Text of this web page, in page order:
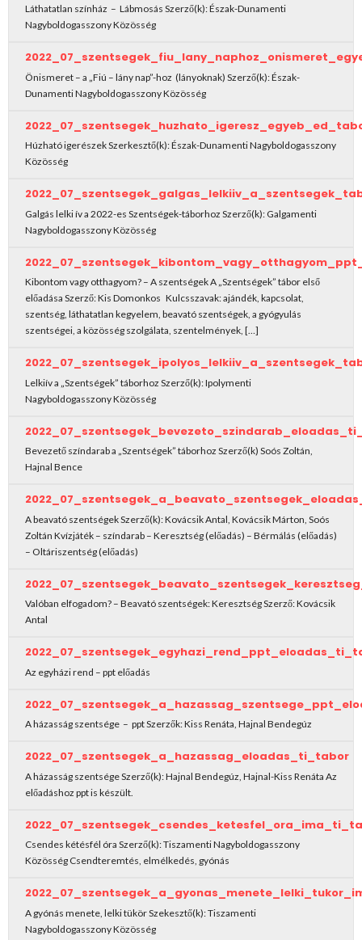
Láthatatlan színház – Lábmosás Szerző(k): Észak-Dunamenti
Nagyboldogasszony Közösség
Önismeret – a „Fiú – lány nap”-hoz (lányoknak) Szerző(k): Észak-
Dunamenti Nagyboldogasszony Közösség
Húzható igerészek Szerkesztő(k): Észak-Dunamenti Nagyboldogasszony
Közösség
Galgás lelki ív a 2022-es Szentségek-táborhoz Szerző(k): Galgamenti
Nagyboldogasszony Közösség
Kibontom vagy otthagyom? – A szentségek A „Szentségek” tábor első
előadása Szerző: Kis Domonkos Kulcsszavak: ajándék, kapcsolat,
szentség, láthatatlan kegyelem, beavató szentségek, a gyógyulás
szentségei, a közösség szolgálata, szentelmények, […]
Lelkiív a „Szentségek” táborhoz Szerző(k): Ipolymenti
Nagyboldogasszony Közösség
Bevezető színdarab a „Szentségek” táborhoz Szerző(k) Soós Zoltán,
Hajnal Bence
A beavató szentségek Szerző(k): Kovácsik Antal, Kovácsik Márton, Soós
Zoltán Kvízjáték – színdarab – Keresztség (előadás) – Bérmálás (előadás)
– Oltáriszentség (előadás)
Valóban elfogadom? – Beavató szentségek: Keresztség Szerző: Kovácsik
Antal
Az egyházi rend – ppt előadás
A házasság szentsége – ppt Szerzők: Kiss Renáta, Hajnal Bendegúz
2022_07_szentsegek_a_hazassag_eloadas_ti_tabor
A házasság szentsége Szerző(k): Hajnal Bendegúz, Hajnal-Kiss Renáta Az
előadáshoz ppt is készült.
Csendes kétésfél óra Szerző(k): Tiszamenti Nagyboldogasszony
Közösség Csendteremtés, elmélkedés, gyónás
A gyónás menete, lelki tükör Szekesztő(k): Tiszamenti
Nagyboldogasszony Közösség